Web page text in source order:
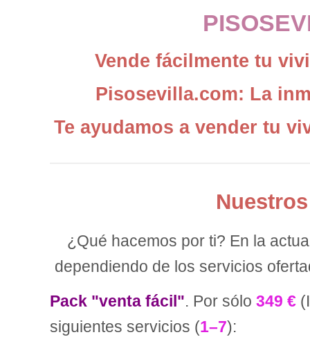
Vende fácilmente tu
Pisosevilla.com: La
Te ayudamos a vender tu
¿Qué hacemos por ti? En la
dependiendo de los servicios
Pack "venta fácil". Por sólo 349 €
siguientes servicios (1–7):